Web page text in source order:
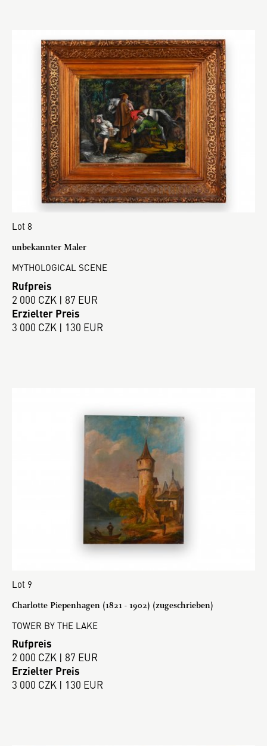
Lot 8
unbekannter Maler
MYTHOLOGICAL SCENE
Rufpreis
2 000 CZK | 87 EUR
Erzielter Preis
3 000 CZK | 130 EUR
Lot 9
Charlotte Piepenhagen (1821 - 1902) (zugeschrieben)
TOWER BY THE LAKE
Rufpreis
2 000 CZK | 87 EUR
Erzielter Preis
3 000 CZK | 130 EUR